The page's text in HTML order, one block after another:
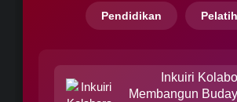
Pendidikan
Inkuiri
Membangun